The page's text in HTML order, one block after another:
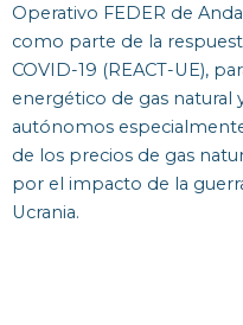
Operativo FEDER de
como parte de la
COVID-19 (REACT-UE),
energético de gas natural
autónomos
de los precios de gas
por el impacto de la
Ucrania.